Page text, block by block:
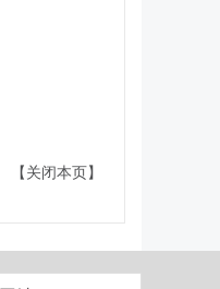
【关闭本页】